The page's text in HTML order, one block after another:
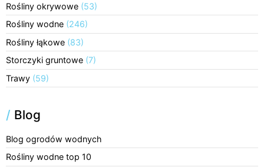
Rośliny okrywowe (53)
Rośliny wodne (246)
Rośliny łąkowe (83)
Storczyki gruntowe (7)
Trawy (59)
/ Blog
Blog ogrodów wodnych
Rośliny wodne top 10